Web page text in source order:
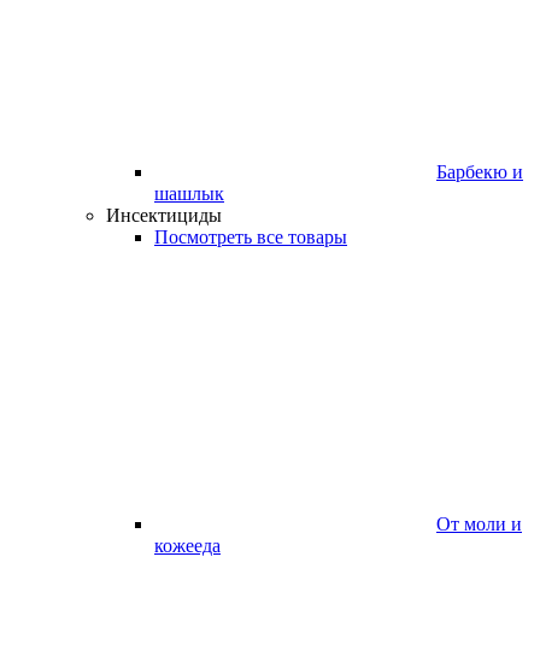
Барбекю и
шашлык
Инсектициды
Посмотреть все товары
От моли и
кожееда